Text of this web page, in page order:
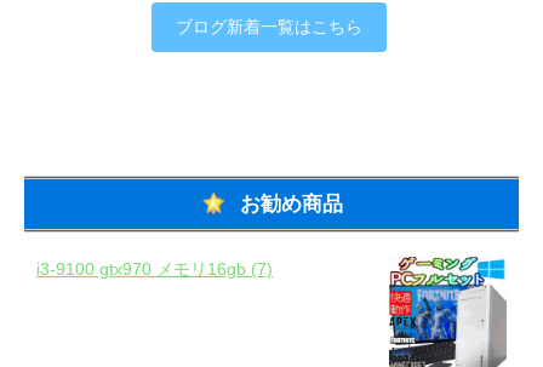
ブログ新着一覧はこちら
お勧め商品
i3-9100 gtx970 メモリ16gb (7)